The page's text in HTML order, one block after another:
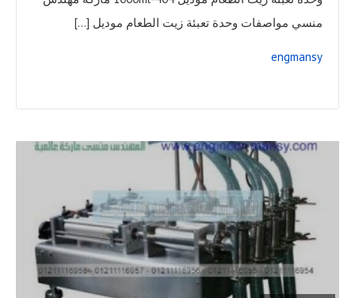
منسي مواصفات وحدة تعبئة زيت الطعام موديل […]
engmansy
READ
FULL